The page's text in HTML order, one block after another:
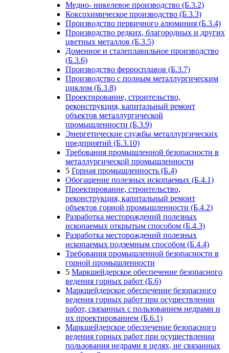
Медно- никелевое производство (Б.3.2)
Коксохимическое производство (Б.3.3)
Производство первичного алюминия (Б.3.4)
Производство редких, благородных и других
цветных металлов (Б.3.5)
Доменное и сталеплавильное производство
(Б.3.6)
Производство ферросплавов (Б.3.7)
Производство с полным металлургическим
циклом (Б.3.8)
Проектирование, строительство,
реконструкция, капитальный ремонт
объектов металлургической
промышленности (Б.3.9)
Энергетические службы металлургических
предприятий (Б.3.10)
Требования промышленной безопасности в
металлургической промышленности
5 Горная промышленность (Б.4)
Обогащение полезных ископаемых (Б.4.1)
Проектирование, строительство,
реконструкция, капитальный ремонт
объектов горной промышленности (Б.4.2)
Разработка месторождений полезных
ископаемых открытым способом (Б.4.3)
Разработка месторождений полезных
ископаемых подземным способом (Б.4.4)
Требования промышленной безопасности в
горной промышленности
5 Маркшейдерское обеспечение безопасного
ведения горных работ (Б.6)
Маркшейдерское обеспечение безопасного
ведения горных работ при осуществлении
работ, связанных с пользованием недрами и
их проектированием (Б.6.1)
Маркшейдерское обеспечение безопасного
ведения горных работ при осуществлении
пользования недрами в целях, не связанных